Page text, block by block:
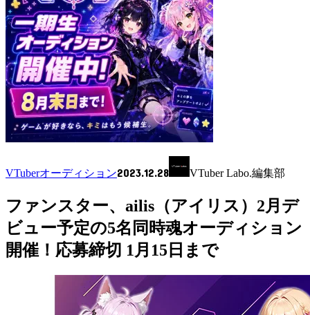
VTuberオーディション2023.12.28 VTuber Labo.編集部
ファンスター、ailis（アイリス）2月デ
ビュー予定の5名同時魂オーディション
開催！応募締切 1月15日まで